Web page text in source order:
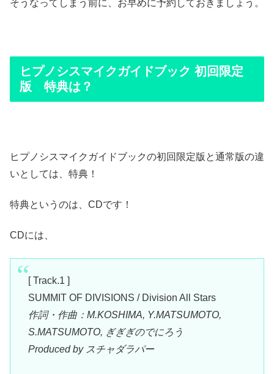
そうなってしまう前に、お早めに予約しておきましょう。
ヒプノシスマイクガイドブック 初回限定
版 特典は？
ヒプノシスマイクガイドブックの初回限定版と通常版の違
いとしては、特典！
特典というのは、CDです！
CDには、
[ Track.1 ]
SUMMIT OF DIVISIONS / Division All Stars
作詞・作曲：M.KOSHIMA, Y.MATSUMOTO,
S.MATSUMOTO, ぎぎぎのでにろう
Produced by スチャダラパー